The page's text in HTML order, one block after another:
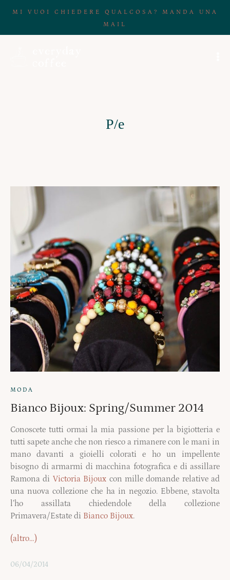
MI VUOI CHIEDERE QUALCOSA? MANDA UNA
MAIL
P/e
MODA
Bianco Bijoux: Spring/Summer 2014
Conoscete tutti ormai la mia passione per la bigiotteria e
tutti sapete anche che non riesco a rimanere con le mani in
mano davanti a gioielli colorati e ho un impellente
bisogno di armarmi di macchina fotografica e di assillare
Ramona di Victoria Bijoux con mille domande relative ad
una nuova collezione che ha in negozio. Ebbene, stavolta
l’ho assillata chiedendole della collezione
Primavera/Estate di Bianco Bijoux.
(altro…)
06/04/2014